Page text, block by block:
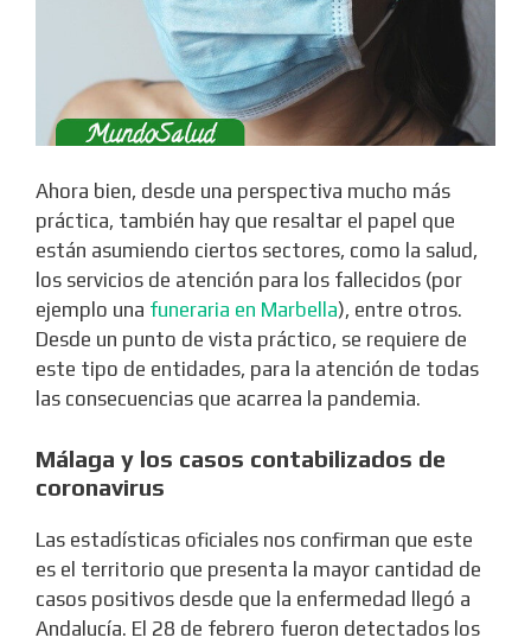
Ahora bien, desde una perspectiva mucho más
práctica, también hay que resaltar el papel que
están asumiendo ciertos sectores, como la salud,
los servicios de atención para los fallecidos (por
ejemplo una funeraria en Marbella), entre otros.
Desde un punto de vista práctico, se requiere de
este tipo de entidades, para la atención de todas
las consecuencias que acarrea la pandemia.
Málaga y los casos contabilizados de
coronavirus
Las estadísticas oficiales nos confirman que este
es el territorio que presenta la mayor cantidad de
casos positivos desde que la enfermedad llegó a
Andalucía. El 28 de febrero fueron detectados los